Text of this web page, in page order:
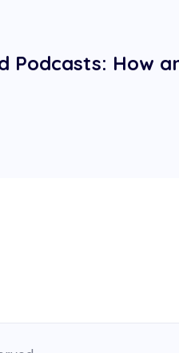
Podcasts: How